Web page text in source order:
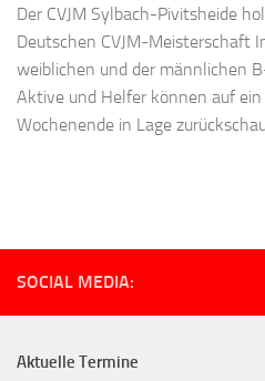
Der CVJM Sylbach-Pivitsheide
Deutschen CVJM-Meisterschaft
weiblichen und der männlichen
Aktive und Helfer können auf
Wochenende in Lage
SOCIAL MEDIA:
Aktuelle Termine